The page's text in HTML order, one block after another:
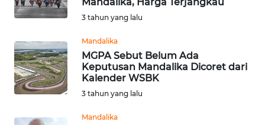
3 tahun yang lalu
Mandalika
MGPA Sebut Belum Ada
Keputusan Mandalika Dicoret dari
Kalender WSBK
3 tahun yang lalu
Mandalika
WN
WN
BOGOR